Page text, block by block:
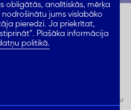
parasto
elektrisko
zobu birstēm: kā tās
ir to veidi, un vai vērts savu
obligātās, analītiskās, mērķa
jums vislabāko
pieredzi. Ja priekrītat,
Plašāka informācija
politikā.